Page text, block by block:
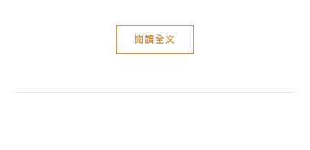
閱讀全文